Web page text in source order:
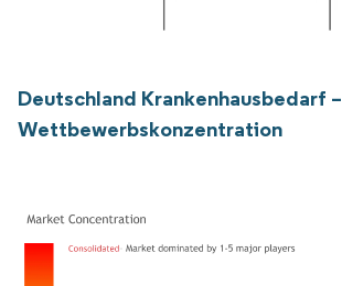
Deutschland Krankenhausbedarf –
Wettbewerbskonzentration